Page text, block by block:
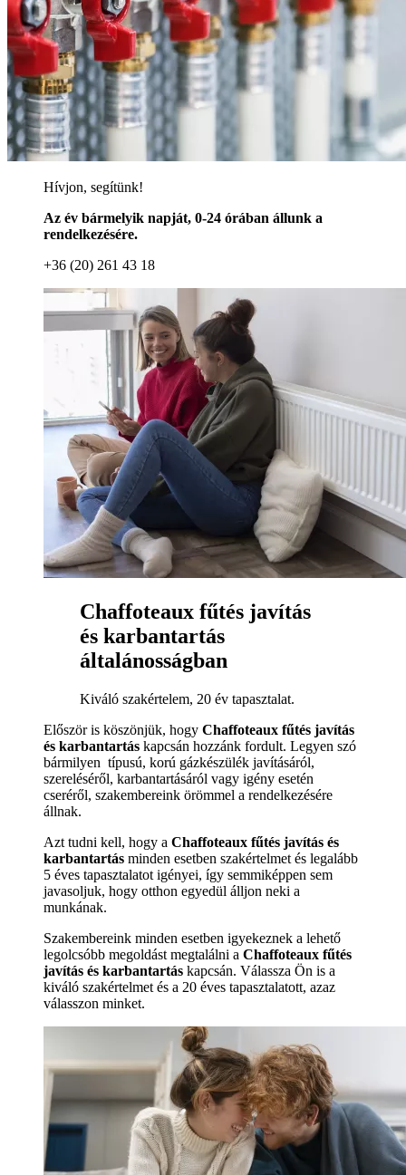
Hívjon, segítünk!
Az év bármelyik napját, 0-24 órában állunk a
rendelkezésére.
+36 (20) 261 43 18
Chaffoteaux fűtés javítás
és karbantartás
általánosságban
Kiváló szakértelem, 20 év tapasztalat.
Először is köszönjük, hogy Chaffoteaux fűtés javítás
és karbantartás kapcsán hozzánk fordult. Legyen szó
bármilyen típusú, korú gázkészülék javításáról,
szereléséről, karbantartásáról vagy igény esetén
cseréről, szakembereink örömmel a rendelkezésére
állnak.
Azt tudni kell, hogy a Chaffoteaux fűtés javítás és
karbantartás minden esetben szakértelmet és legalább
5 éves tapasztalatot igényei, így semmiképpen sem
javasoljuk, hogy otthon egyedül álljon neki a
munkának.
Szakembereink minden esetben igyekeznek a lehető
legolcsóbb megoldást megtalálni a Chaffoteaux fűtés
javítás és karbantartás kapcsán. Válassza Ön is a
kiváló szakértelmet és a 20 éves tapasztalatott, azaz
válasszon minket.